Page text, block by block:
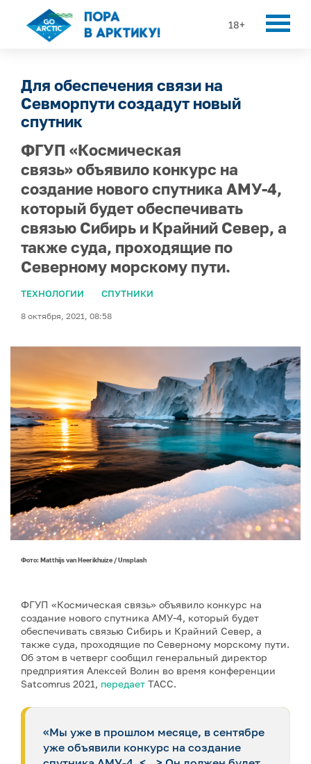
18+
Для обеспечения связи на
Севморпути создадут новый
спутник
ФГУП «Космическая
связь» объявило конкурс на
создание нового спутника АМУ-4,
который будет обеспечивать
связью Сибирь и Крайний Север, а
также суда, проходящие по
Северному морскому пути.
ТЕХНОЛОГИИ СПУТНИКИ
8 октября, 2021, 08:58
Фото: Matthijs van Heerikhuize / Unsplash
ФГУП «Космическая связь» объявило конкурс на
создание нового спутника АМУ-4, который будет
обеспечивать связью Сибирь и Крайний Север, а
также суда, проходящие по Северному морскому пути.
Об этом в четверг сообщил генеральный директор
предприятия Алексей Волин во время конференции
Satcomrus 2021, передает ТАСС.
«Мы уже в прошлом месяце, в сентябре
уже объявили конкурс на создание